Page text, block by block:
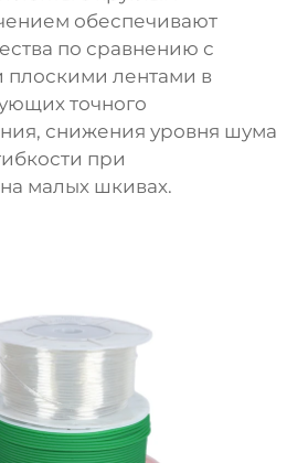
обеспечивают
по сравнению с
лентами в
точного
снижения уровня шума
при
малых шкивах.